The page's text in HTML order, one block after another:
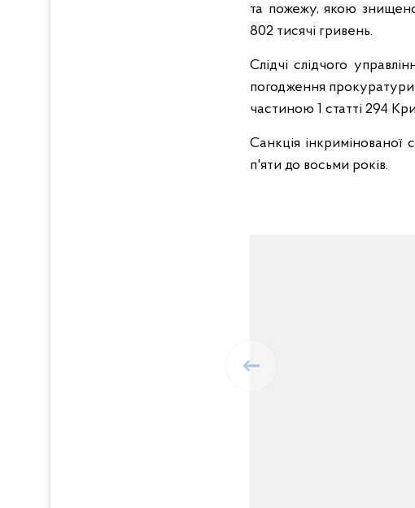
та пожежу, якою
802 тисячі гривень.
Слідчі слідчого
погодження прокуратури
частиною 1 статті 294
Санкція інкримінованої
п'яти до восьми років.